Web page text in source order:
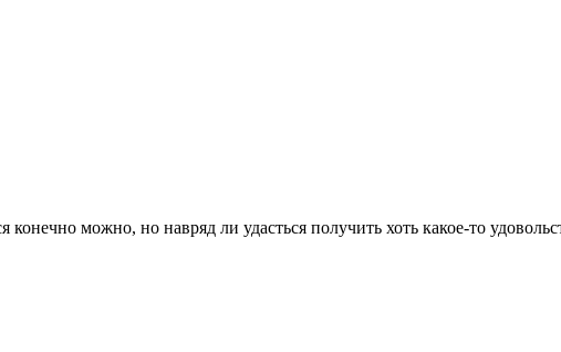
можно, но навряд ли удасться получить хоть какое-то